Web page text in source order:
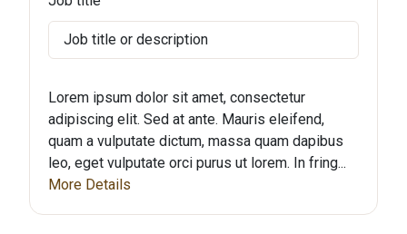
Job title or description
Lorem ipsum dolor sit amet, consectetur
adipiscing elit. Sed at ante. Mauris eleifend,
quam a vulputate dictum, massa quam dapibus
leo, eget vulputate orci purus ut lorem. In fring...
More Details